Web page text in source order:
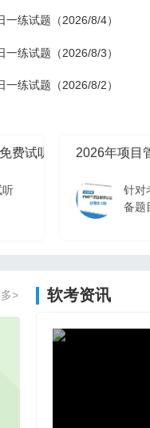
练试题（2026/8/4）
练试题（2026/8/3）
练试题（2026/8/2）
费试听课程
听
2026年项目
针对
备题
听> 软考资讯